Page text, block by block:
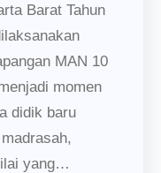
Barat Tahun
MAN 10
momen
didik baru
yang…